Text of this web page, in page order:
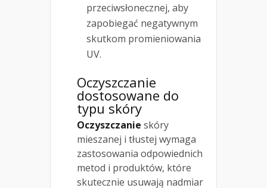
przeciwsłonecznej, aby
zapobiegać negatywnym
skutkom promieniowania
UV.
Oczyszczanie
dostosowane do
typu skóry
Oczyszczanie skóry
mieszanej i tłustej wymaga
zastosowania odpowiednich
metod i produktów, które
skutecznie usuwają nadmiar